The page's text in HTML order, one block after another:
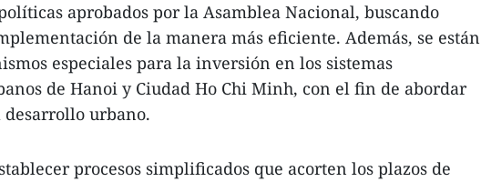
aprobados por la Asamblea Nacional, buscando
de la manera más eficiente. Además, se están
especiales para la inversión en los sistemas
de Hanoi y Ciudad Ho Chi Minh, con el fin de abordar
desarrollo urbano.
procesos simplificados que acorten los plazos de